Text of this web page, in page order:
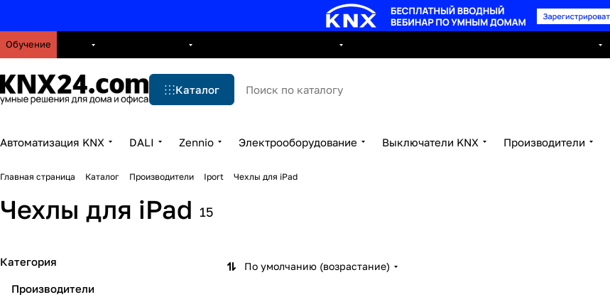
Обучение
Каталог
Автоматизация KNX DALI Zennio Электрооборудование Выключатели KNX Производители
Главная страница Каталог Производители Iport Чехлы для iPad
Чехлы для iPad 15
По умолчанию (возрастание)
Категория
Производители